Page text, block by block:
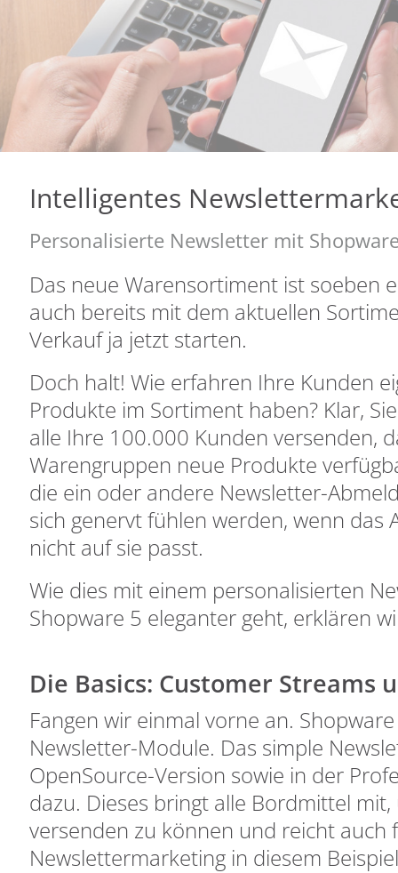
Intelligentes
Personalisierte Newsletter mit
Das neue Warensortiment ist soeben
auch bereits mit dem aktuellen
Verkauf ja jetzt starten.
Doch halt! Wie erfahren Ihre Kunden
Produkte im Sortiment haben? Klar,
alle Ihre 100.000 Kunden versenden,
Warengruppen neue Produkte
die ein oder andere Newsletter-
sich genervt fühlen werden, wenn das
nicht auf sie passt.
Wie dies mit einem personalisierten
Shopware 5 eleganter geht, erklären
Die Basics: Customer Streams
Fangen wir einmal vorne an.
Newsletter-Module. Das simple
OpenSource-Version sowie in der
dazu. Dieses bringt alle Bordmittel
versenden zu können und reicht auch
Newslettermarketing in diesem